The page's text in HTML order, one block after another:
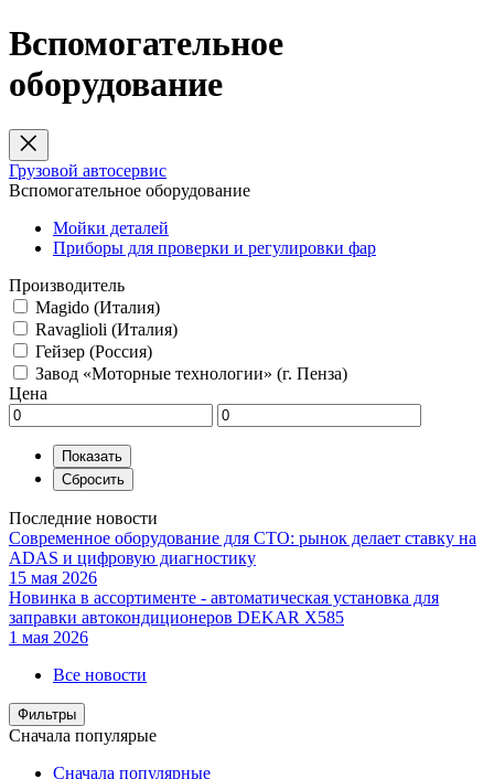
Вспомогательное
оборудование
Грузовой автосервис
Вспомогательное оборудование
Мойки деталей
Приборы для проверки и регулировки фар
Производитель
Magido (Италия)
Ravaglioli (Италия)
Гейзер (Россия)
Завод «Моторные технологии» (г. Пенза)
Цена
Последние новости
Современное оборудование для СТО: рынок делает ставку на
ADAS и цифровую диагностику
15 мая 2026
Новинка в ассортименте - автоматическая установка для
заправки автокондиционеров DEKAR X585
1 мая 2026
Все новости
Фильтры
Сначала популярые
Сначала популярные